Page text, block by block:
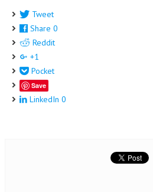
Tweet
Share 0
Reddit
+1
Pocket
Save
LinkedIn 0